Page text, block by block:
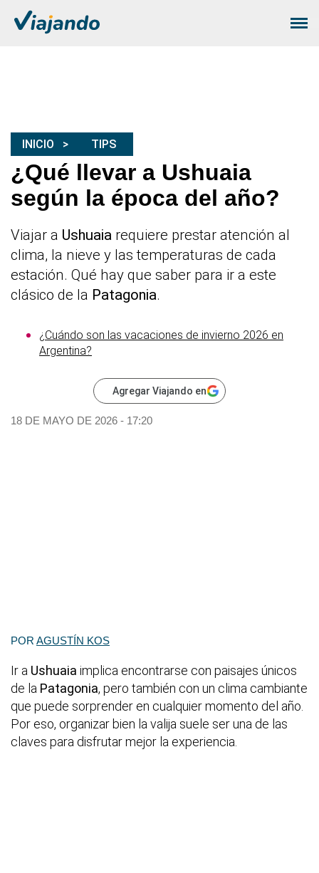
INICIO TIPS
¿Qué llevar a Ushuaia
según la época del año?
Viajar a Ushuaia requiere prestar atención al
clima, la nieve y las temperaturas de cada
estación. Qué hay que saber para ir a este
clásico de la Patagonia.
¿Cuándo son las vacaciones de invierno 2026 en
Argentina?
Agregar Viajando en
18 DE MAYO DE 2026 - 17:20
POR AGUSTÍN KOS
Ir a Ushuaia implica encontrarse con paisajes únicos
de la Patagonia, pero también con un clima cambiante
que puede sorprender en cualquier momento del año.
Por eso, organizar bien la valija suele ser una de las
claves para disfrutar mejor la experiencia.